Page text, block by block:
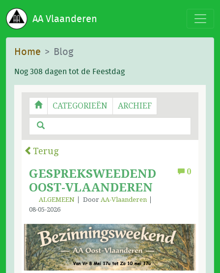
AA Vlaanderen
Home Blog
Nog 308 dagen tot de Feestdag
CATEGORIEËN ARCHIEF
Terug
0
GESPREKSWEEDEND
OOST-VLAANDEREN
ALGEMEEN Door AA-Vlaanderen
08-05-2026